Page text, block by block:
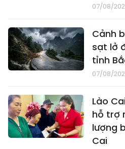
07/08/
Cảnh
sạt lở
tỉnh
07/08/
Lào
hỗ trợ
lượng
Cai